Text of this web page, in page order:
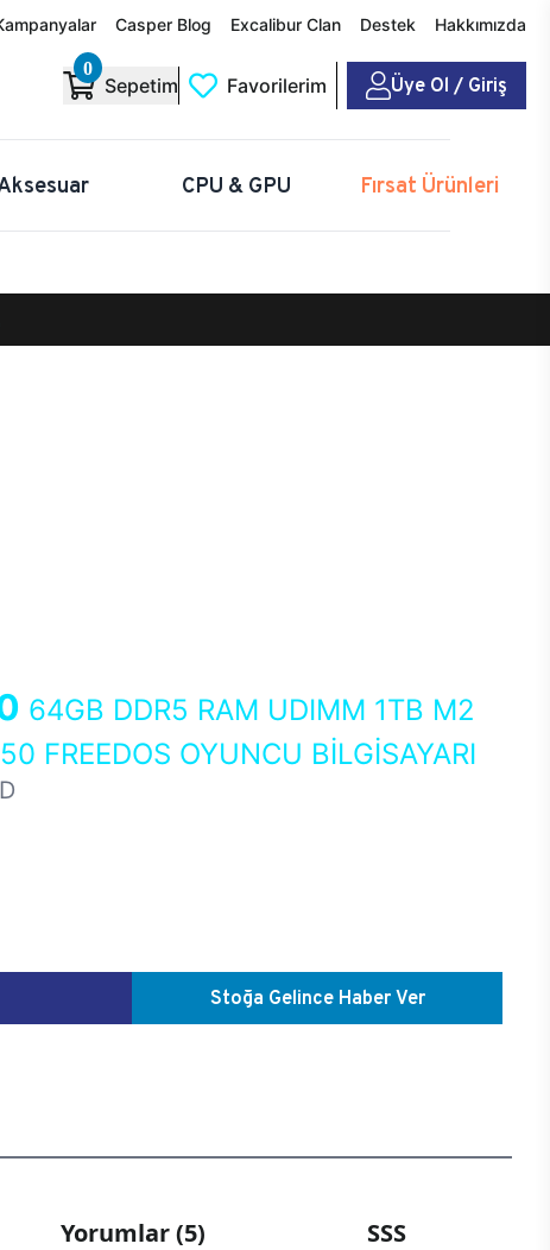
Casper Blog Excalibur Clan Destek Hakkımızda
0
Sepetim Favorilerim Üye Ol / Giriş
CPU & GPU Fırsat Ürünleri
64GB DDR5 RAM UDIMM 1TB M2
FREEDOS OYUNCU BİLGİSAYARI
Stoğa Gelince Haber Ver
Yorumlar (5) SSS